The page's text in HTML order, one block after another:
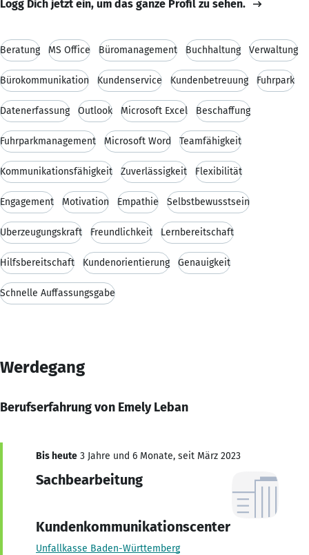
Logg Dich jetzt ein, um das ganze Profil zu sehen.
Beratung MS Office Büromanagement Buchhaltung Verwaltung
Bürokommunikation Kundenservice Kundenbetreuung Fuhrpark
Datenerfassung Outlook Microsoft Excel Beschaffung
Fuhrparkmanagement Microsoft Word Teamfähigkeit
Kommunikationsfähigkeit Zuverlässigkeit Flexibilität
Engagement Motivation Empathie Selbstbewusstsein
Überzeugungskraft Freundlichkeit Lernbereitschaft
Hilfsbereitschaft Kundenorientierung Genauigkeit
Schnelle Auffassungsgabe
Werdegang
Berufserfahrung von Emely Leban
Bis heute 3 Jahre und 6 Monate, seit März 2023
Sachbearbeitung
Kundenkommunikationscenter
Unfallkasse Baden-Württemberg